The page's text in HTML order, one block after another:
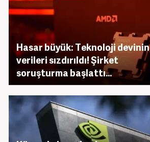
Hasar büyük: Teknoloji devinin
verileri sızdırıldı! Şirket
soruşturma başlattı...